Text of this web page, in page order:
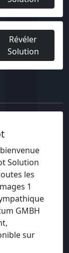
Révéler
Solution
Solution
les
1
GMBH
sur